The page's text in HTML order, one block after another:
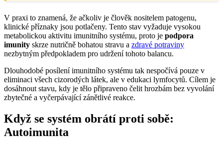
V praxi to znamená, že ačkoliv je člověk nositelem patogenu,
klinické příznaky jsou potlačeny. Tento stav vyžaduje vysokou
metabolickou aktivitu imunitního systému, proto je podpora
imunity skrze nutričně bohatou stravu a zdravé potraviny
nezbytným předpokladem pro udržení tohoto balancu.
Dlouhodobé posílení imunitního systému tak nespočívá pouze v
eliminaci všech cizorodých látek, ale v edukaci lymfocytů. Cílem je
dosáhnout stavu, kdy je tělo připraveno čelit hrozbám bez vyvolání
zbytečné a vyčerpávající zánětlivé reakce.
Když se systém obrátí proti sobě:
Autoimunita